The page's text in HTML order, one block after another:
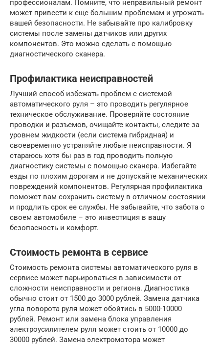
профессионалам. Помните, что неправильный ремонт
может привести к еще большим проблемам и угрожать
вашей безопасности. Не забывайте про калибровку
системы после замены датчиков или других
компонентов. Это можно сделать с помощью
диагностического сканера.
Профилактика неисправностей
Лучший способ избежать проблем с системой
автоматического руля – это проводить регулярное
техническое обслуживание. Проверяйте состояние
проводки и разъемов, очищайте контакты, следите за
уровнем жидкости (если система гибридная) и
своевременно устраняйте любые неисправности. Я
стараюсь хотя бы раз в год проводить полную
диагностику системы с помощью сканера. Избегайте
езды по плохим дорогам и не допускайте механических
повреждений компонентов. Регулярная профилактика
поможет вам сохранить систему в отличном состоянии
и продлить срок ее службы. Не забывайте, что забота о
своем автомобиле – это инвестиция в вашу
безопасность и комфорт.
Стоимость ремонта в сервисе
Стоимость ремонта системы автоматического руля в
сервисе может варьироваться в зависимости от
сложности неисправности и региона. Диагностика
обычно стоит от 1500 до 3000 рублей. Замена датчика
угла поворота руля может обойтись в 5000-10000
рублей. Ремонт или замена блока управления
электроусилителем руля может стоить от 10000 до
30000 рублей. Замена электромотора может